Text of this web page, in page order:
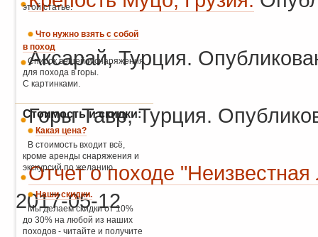
Аксарай, Турция.
Горы Тавр, Турция.
Отчет о походе
2017-05-12
этой статье.
Что нужно взять с собой
в поход
Список вещей и снаряжения
для похода в горы.
С картинками.
Стоимость и скидки:
Какая цена?
В стоимость входит всё,
кроме аренды снаряжения и
экскурсий по желанию.
Наши скидки.
Мы делаем скидки от 10%
до 30% на любой из наших
походов - читайте и получите